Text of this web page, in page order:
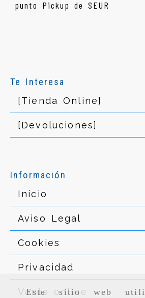
Este sitio web
Te Interesa
[Tienda Online]
[Devoluciones]
Información
Inicio
Aviso Legal
Cookies
Privacidad
Venta online